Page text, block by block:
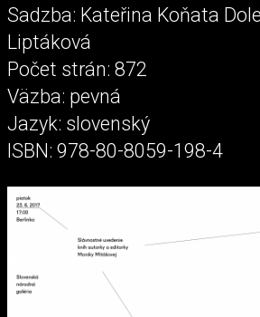
Sadzba: Kateřina Koňata
Liptáková
Počet strán: 872
Väzba: pevná
Jazyk: slovenský
ISBN: 978-80-8059-198-4